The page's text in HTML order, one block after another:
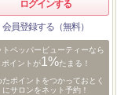
ログインする
会員登録する（無料）
トペッパービューティーなら
ポイントが1%たまる！
たポイントをつかっておとく
にサロンをネット予約！